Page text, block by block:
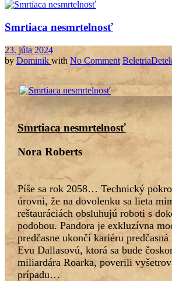
Smrtiaca nesmrtelnosť
23. júla 2024
by Dominik with No Comment Beletria
Smrtiaca nesmrtelnosť
Nora Roberts
Píše sa rok 2058… Technický
úrovni, že na dovolenku sa lieta
reštauráciách obsluhujú roboti s
podobou. Pandora je exkluzívna
predčasne ukončí kariéru
Evu Dallasovú, ktorá sa bude
miliardára Roarka, poverili
prípadu…